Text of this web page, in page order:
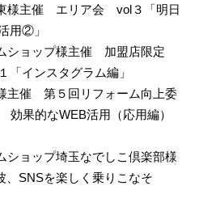
様主催 エリア会 vol３「明日
用②」
ショップ様主催 加盟店限定
「インスタグラム編」
主催 第５回リフォーム向上委
果的なWEB活用（応用編）
ョップ埼玉なでしこ倶楽部様
、SNSを楽しく乗りこなそ